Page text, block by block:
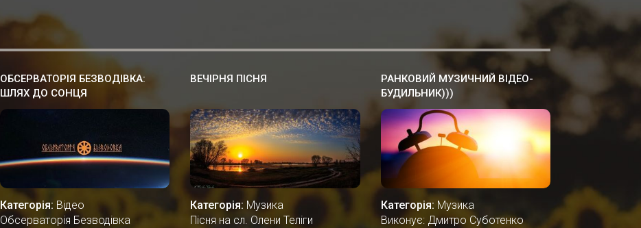
ОБСЕРВАТОРІЯ БЕЗВОДІВКА:
ШЛЯХ ДО СОНЦЯ
Категорія: Відео
Обсерваторія Безводівка
ВЕЧІРНЯ ПІСНЯ
Категорія: Музика
Пісня на сл. Олени Теліги
РАНКОВИЙ МУЗИЧНИЙ ВІДЕО-
БУДИЛЬНИК)))
Категорія: Музика
Виконує: Дмитро Суботенко